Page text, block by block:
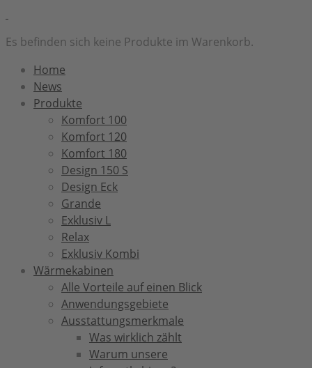
Es befinden sich keine Produkte im Warenkorb.
Home
News
Produkte
Komfort 100
Komfort 120
Komfort 180
Design 150 S
Design Eck
Grande
Exklusiv L
Relax
Exklusiv Kombi
Wärmekabinen
Alle Vorteile auf einen Blick
Anwendungsgebiete
Ausstattungsmerkmale
Was wirklich zählt
Warum unsere